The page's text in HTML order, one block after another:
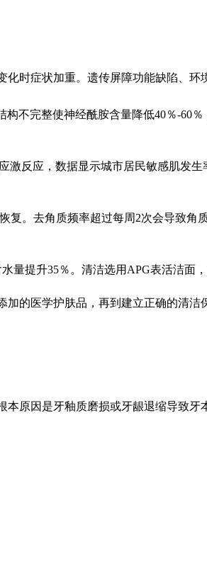
时症状加重。遗传屏障功能缺陷、环
不完整使神经酰胺含量降低40％-60
反应，数据显示城市居民敏感肌发
复。去角质频率超过每周2次会导致
提升35％。清洁选用APG表活洁面
的医学护肤品，再到建立正确的清
原因是牙釉质磨损或牙龈退缩导致